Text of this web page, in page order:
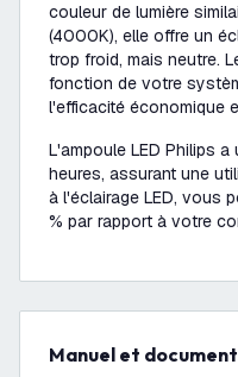
couleur de lumière
(4000K), elle offre un
trop froid, mais neutre.
fonction de votre
l'efficacité économique
L'ampoule LED Philips
heures, assurant une
à l'éclairage LED, vous
% par rapport à votre
Manuel et